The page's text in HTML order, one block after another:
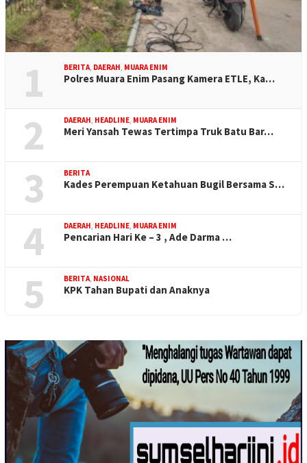
1 BERITA, DAERAH, MUARA ENIM
Polres Muara Enim Pasang Kamera ETLE, Ka…
2 DAERAH, HEADLINE, MUARA ENIM
Meri Yansah Tewas Tertimpa Truk Batu Bar…
3 BERITA
Kades Perempuan Ketahuan Bugil Bersama S…
4 DAERAH, HEADLINE, MUARA ENIM
Pencarian Hari Ke – 3 , Ade Darma …
5 BERITA, NASIONAL
KPK Tahan Bupati dan Anaknya